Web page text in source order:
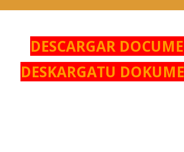
DESCARGAR
DESKARGATU